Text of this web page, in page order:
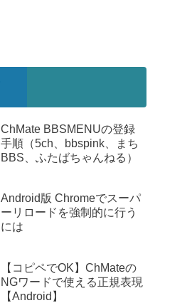
ChMate BBSMENUの登録
手順（5ch、bbspink、まち
BBS、ふたばちゃんねる）
Android版 Chromeでスーパ
ーリロードを強制的に行う
には
【コピペでOK】ChMateの
NGワードで使える正規表現
【Android】